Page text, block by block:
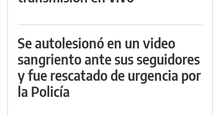
Se autolesionó en un video
sangriento ante sus seguidores
y fue rescatado de urgencia por
la Policía